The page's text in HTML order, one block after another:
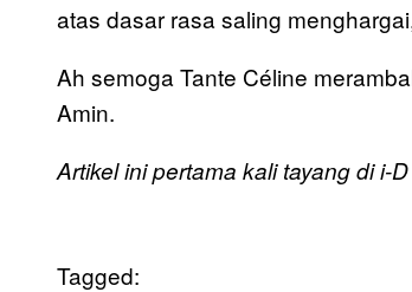
atas dasar rasa saling
Ah semoga Tante Céline
Amin.
Artikel ini pertama kali tayang di i-D
Tagged: